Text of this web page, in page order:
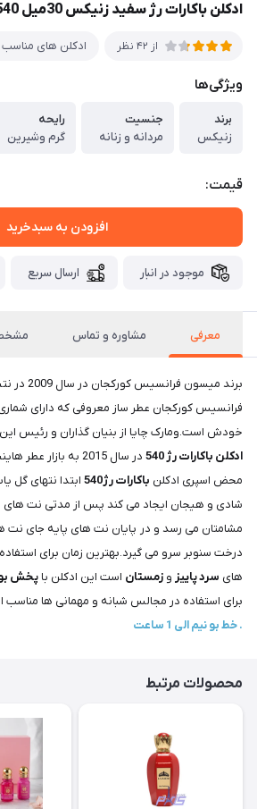
ادکلن باکارات رژ سفید زنیکس 30میل Baking Rouge 540
از 42 نظر ادکلن های
ویژگی‌ها
برند
زنیکس
جنسیت
مردانه و زنانه
رایحه
گرم وشیرین
قیمت:
افزودن به سبدخرید
موجود در انبار ارسال سریع
معرفی مشاوره و تماس
برند
فرانسیس کورکجان عطر ساز معروفی که دارای شماری
خودش است.ومارک چایا از بنیان گذاران و رئیس
ادکلن باکارات رژ 540
در سال 2015 به
محض اسپری ادکلن باکارات رژ540
ابتدا نتهای
شادی و هیجان ایجاد می کند پس از مدتی نت های
مشامتان می رسد و در پایان نت های پایه جای نت
درخت سنوبر سرو می گیرد.بهترین زمان برای
های سرد پاییز و زمستان است این ادکلن با پخش بو
برای استفاده در مجالس شبانه و مهمانی ها
. خط بو نیم الی 1 ساعت
محصولات مرتبط